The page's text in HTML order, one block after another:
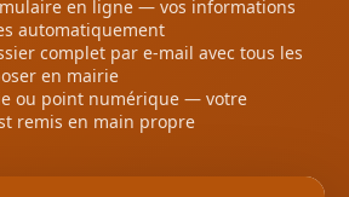
en ligne — vos informations
automatiquement
complet par e-mail avec tous les
en mairie
ou point numérique — votre
remis en main propre